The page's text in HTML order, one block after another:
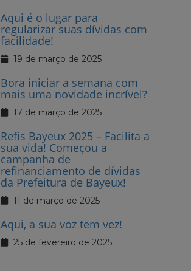
Aqui é o lugar para
regularizar suas dívidas com
facilidade!
19 de março de 2025
Bora iniciar a semana com
mais uma novidade incrível?
17 de março de 2025
Refis Bayeux 2025 – Facilita a
sua vida! Começou a
campanha de
refinanciamento de dívidas
da Prefeitura de Bayeux!
11 de março de 2025
Aqui, a sua voz tem vez!
25 de fevereiro de 2025